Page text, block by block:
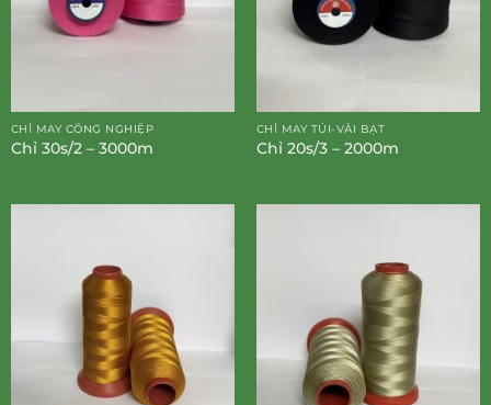
CHỈ MAY CÔNG NGHIỆP
Chỉ 30s/2 – 3000m
CHỈ MAY TÚI-VẢI BẠT
Chỉ 20s/3 – 2000m